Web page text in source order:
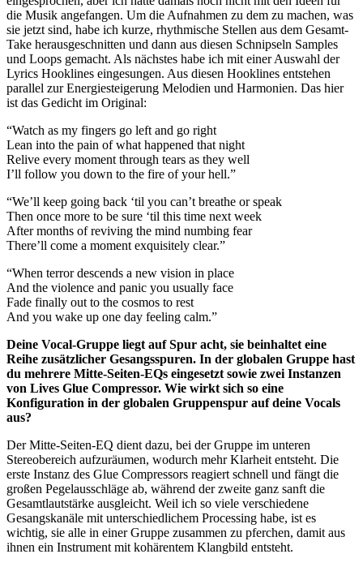
die Musik angefangen. Um die Aufnahmen zu dem zu machen, was
sie jetzt sind, habe ich kurze, rhythmische Stellen aus dem Gesamt-
Take herausgeschnitten und dann aus diesen Schnipseln Samples
und Loops gemacht. Als nächstes habe ich mit einer Auswahl der
Lyrics Hooklines eingesungen. Aus diesen Hooklines entstehen
parallel zur Energiesteigerung Melodien und Harmonien. Das hier
ist das Gedicht im Original:
“Watch as my fingers go left and go right
Lean into the pain of what happened that night
Relive every moment through tears as they well
I’ll follow you down to the fire of your hell.”
“We’ll keep going back ‘til you can’t breathe or speak
Then once more to be sure ‘til this time next week
After months of reviving the mind numbing fear
There’ll come a moment exquisitely clear.”
“When terror descends a new vision in place
And the violence and panic you usually face
Fade finally out to the cosmos to rest
And you wake up one day feeling calm.”
Deine Vocal-Gruppe liegt auf Spur acht, sie beinhaltet eine
Reihe zusätzlicher Gesangsspuren. In der globalen Gruppe hast
du mehrere Mitte-Seiten-EQs eingesetzt sowie zwei Instanzen
von Lives Glue Compressor. Wie wirkt sich so eine
Konfiguration in der globalen Gruppenspur auf deine Vocals
aus?
Der Mitte-Seiten-EQ dient dazu, bei der Gruppe im unteren
Stereobereich aufzuräumen, wodurch mehr Klarheit entsteht. Die
erste Instanz des Glue Compressors reagiert schnell und fängt die
großen Pegelausschläge ab, während der zweite ganz sanft die
Gesamtlautstärke ausgleicht. Weil ich so viele verschiedene
Gesangskanäle mit unterschiedlichem Processing habe, ist es
wichtig, sie alle in einer Gruppe zusammen zu pferchen, damit aus
ihnen ein Instrument mit kohärentem Klangbild entsteht.